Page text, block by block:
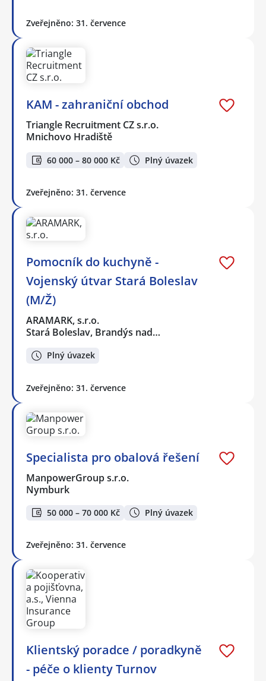
Zveřejněno: 31. července
KAM - zahraniční obchod
Triangle Recruitment CZ s.r.o.
Mnichovo Hradiště
60 000 – 80 000 Kč Plný úvazek
Zveřejněno: 31. července
Pomocník do kuchyně -
Vojenský útvar Stará Boleslav
(M/Ž)
ARAMARK, s.r.o.
Stará Boleslav, Brandýs nad…
Plný úvazek
Zveřejněno: 31. července
Specialista pro obalová řešení
ManpowerGroup s.r.o.
Nymburk
50 000 – 70 000 Kč Plný úvazek
Zveřejněno: 31. července
Klientský poradce / poradkyně
- péče o klienty Turnov